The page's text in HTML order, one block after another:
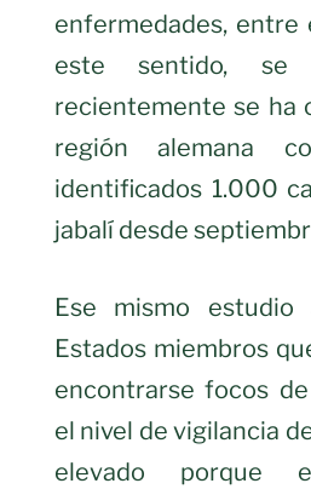
enfermedades, entre
este sentido, se
recientemente se ha
región alemana
identificados 1.000
jabalí desde
Ese mismo
Estados miembros
encontrarse focos
el nivel de vigilancia
elevado porque